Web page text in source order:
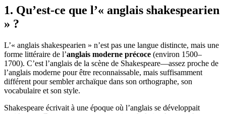
1. Qu’est-ce que l’« anglais shakespearien
» ?
L’« anglais shakespearien » n’est pas une langue distincte, mais une
forme littéraire de l’anglais moderne précoce (environ 1500–
1700). C’est l’anglais de la scène de Shakespeare—assez proche de
l’anglais moderne pour être reconnaissable, mais suffisamment
différent pour sembler archaïque dans son orthographe, son
vocabulaire et son style.
Shakespeare écrivait à une époque où l’anglais se développait